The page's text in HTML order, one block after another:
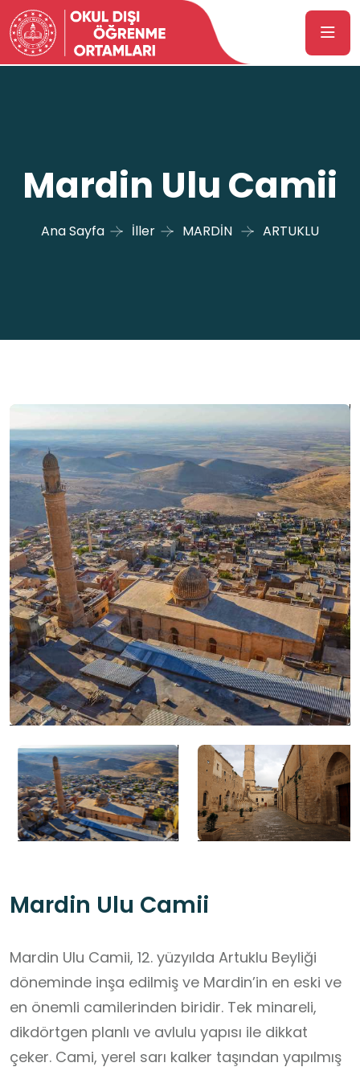
Mardin Ulu Camii
Ana Sayfa İller MARDİN ARTUKLU
Mardin Ulu Camii
Mardin Ulu Camii, 12. yüzyılda Artuklu Beyliği
döneminde inşa edilmiş ve Mardin’in en eski ve
en önemli camilerinden biridir. Tek minareli,
dikdörtgen planlı ve avlulu yapısı ile dikkat
çeker. Cami, yerel sarı kalker taşından yapılmış